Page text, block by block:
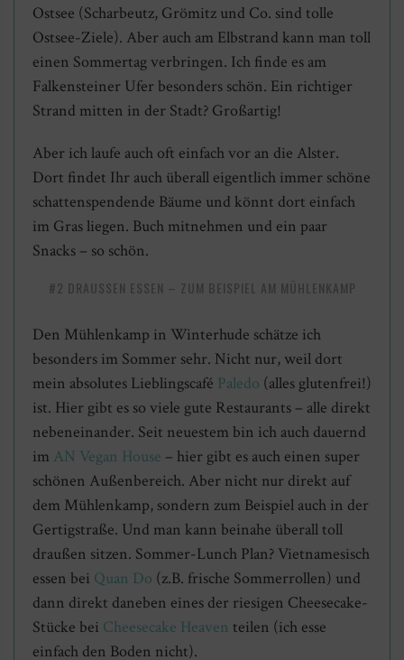
Ostsee (Scharbeutz, Grömitz und Co. sind tolle
Ostsee-Ziele). Aber auch am Elbstrand kann man toll
einen Sommertag verbringen. Ich finde es am
Falkensteiner Ufer besonders schön. Ein richtiger
Strand mitten in der Stadt? Großartig!
Aber ich laufe auch oft einfach vor an die Alster.
Dort findet Ihr auch überall eigentlich immer schöne
schattenspendende Bäume und könnt dort einfach
im Gras liegen. Buch mitnehmen und ein paar
Snacks – so schön.
#2 DRAUSSEN ESSEN – ZUM BEISPIEL AM MÜHLENKAMP
Den Mühlenkamp in Winterhude schätze ich
besonders im Sommer sehr. Nicht nur, weil dort
mein absolutes Lieblingscafé Paledo (alles glutenfrei!)
ist. Hier gibt es so viele gute Restaurants – alle direkt
nebeneinander. Seit neuestem bin ich auch dauernd
im AN Vegan House – hier gibt es auch einen super
schönen Außenbereich. Aber nicht nur direkt auf
dem Mühlenkamp, sondern zum Beispiel auch in der
Gertigstraße. Und man kann beinahe überall toll
draußen sitzen. Sommer-Lunch Plan? Vietnamesisch
essen bei Quan Do (z.B. frische Sommerrollen) und
dann direkt daneben eines der riesigen Cheesecake-
Stücke bei Cheesecake Heaven teilen (ich esse
einfach den Boden nicht).